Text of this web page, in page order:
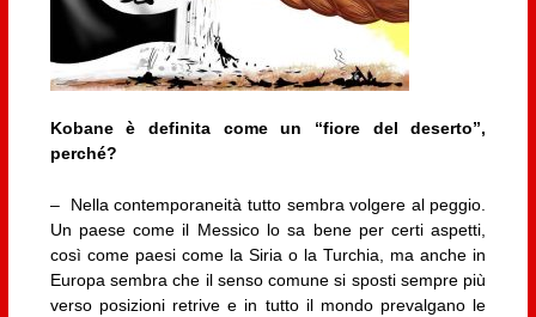
Kobane è definita come un “fiore del deserto”,
perché?
– Nella contemporaneità tutto sembra volgere al peggio.
Un paese come il Messico lo sa bene per certi aspetti,
così come paesi come la Siria o la Turchia, ma anche in
Europa sembra che il senso comune si sposti sempre più
verso posizioni retrive e in tutto il mondo prevalgano le